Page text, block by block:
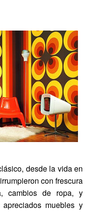
desde la vida en
con frescura
cambios de ropa, y
muebles y